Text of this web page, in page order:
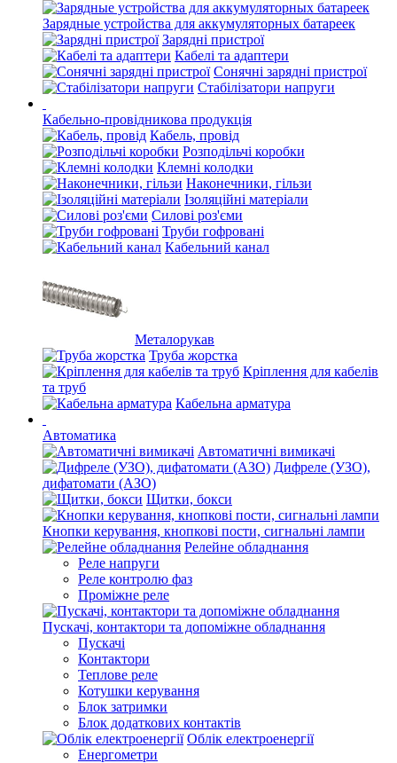
Зарядные устройства для аккумуляторных батареек
Зарядні пристрої
Кабелі та адаптери
Сонячні зарядні пристрої
Стабілізатори напруги
Кабельно-провідникова продукція
Кабель, провід
Розподільчі коробки
Клемні колодки
Наконечники, гільзи
Ізоляційні матеріали
Силові роз'єми
Труби гофровані
Кабельний канал
Металорукав
Труба жорстка
Кріплення для кабелів
та труб
Кабельна арматура
Автоматика
Автоматичні вимикачі
Дифреле (УЗО),
дифатомати (АЗО)
Щитки, бокси
Кнопки керування, кнопкові пости, сигнальні лампи
Релейне обладнання
Реле напруги
Реле контролю фаз
Проміжне реле
Пускачі, контактори та допоміжне обладнання
Пускачі
Контактори
Теплове реле
Котушки керування
Блок затримки
Блок додаткових контактів
Облік електроенергії
Енергометри